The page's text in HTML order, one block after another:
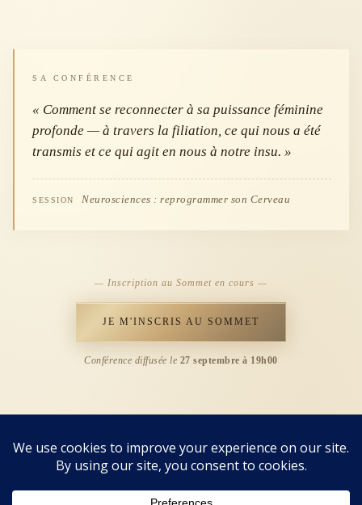
SA CONFÉRENCE
« Comment se reconnecter à sa puissance féminine
profonde — à travers la filiation, ce qui nous a été
transmis et ce qui agit en nous à notre insu. »
SESSION Neurosciences : reprogrammer son Cerveau
— Inscription au Sommet en cours —
JE M'INSCRIS AU SOMMET
Conférence diffusée le 27 septembre à 19h00
hanane-tahere.com · contact@hananetahere.com